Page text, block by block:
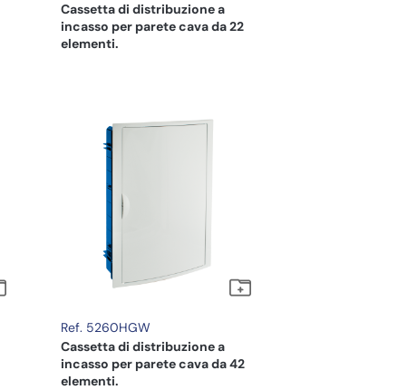
Cassetta di distribuzione a
incasso per parete cava da 22
elementi.
Ref. 5260HGW
Cassetta di distribuzione a
incasso per parete cava da 42
elementi.